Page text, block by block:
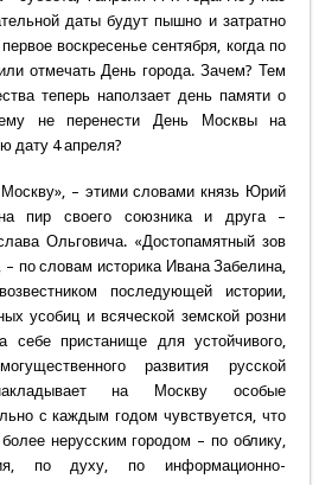
даты будут пышно и затратно
воскресенье сентября, когда по
отмечать День города. Зачем? Тем
теперь наползает день памяти о
не перенести День Москвы на
дату 4 апреля?
– этими словами князь Юрий
пир своего союзника и друга –
Ольговича. «Достопамятный зов
по словам историка Ивана Забелина,
последующей истории,
усобиц и всяческой земской розни
пристанище для устойчивого,
развития русской
на Москву особые
с каждым годом чувствуется, что
нерусским городом – по облику,
по духу, по информационно-